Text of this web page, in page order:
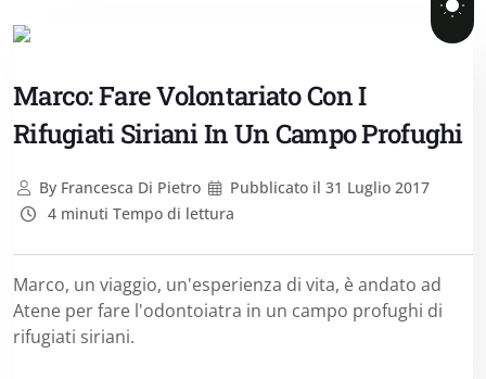
Marco: Fare Volontariato Con I
Rifugiati Siriani In Un Campo Profughi
ByFrancesca Di Pietro Pubblicato il 31 Luglio 2017
4 minuti Tempo di lettura
Marco, un viaggio, un'esperienza di vita, è andato ad
Atene per fare l'odontoiatra in un campo profughi di
rifugiati siriani.